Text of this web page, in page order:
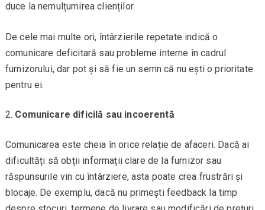
duce la nemulțumirea clienților.
De cele mai multe ori, întârzierile repetate indică o
comunicare deficitară sau probleme interne în cadrul
furnizorului, dar pot și să fie un semn că nu ești o prioritate
pentru ei.
Comunicare dificilă sau incoerentă
Comunicarea este cheia în orice relație de afaceri. Dacă ai
dificultăți să obții informații clare de la furnizor sau
răspunsurile vin cu întârziere, asta poate crea frustrări și
blocaje. De exemplu, dacă nu primești feedback la timp